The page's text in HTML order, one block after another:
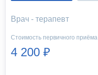
Врач - терапевт
Стоимость первичного приёма
4 200 ₽